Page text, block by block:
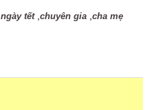
,ngày tết,chuyên gia ,cha mẹ